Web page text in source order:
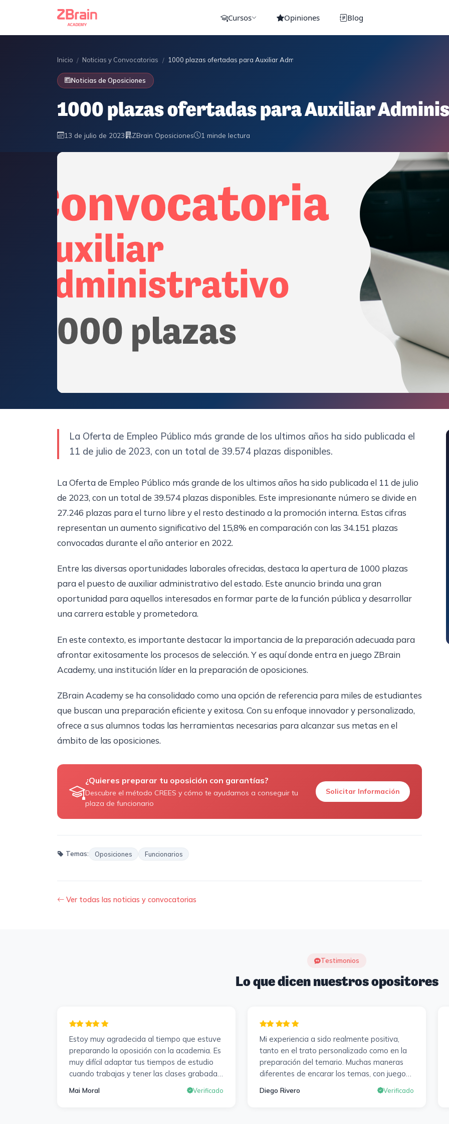
Cursos Opiniones Blog
Inicio / Noticias y Convocatorias / 1000 plazas ofertadas para Auxiliar Administrativo del Estado
Noticias de Oposiciones
1000 plazas ofertadas para Auxiliar
13 de julio de 2023 ZBrain Oposiciones 1 minde lectura
La Oferta de Empleo Público más grande de los ultimos años ha sido publicada el
11 de julio de 2023, con un total de 39.574 plazas disponibles.
La Oferta de Empleo Público más grande de los ultimos años ha sido publicada el 11 de julio
de 2023, con un total de 39.574 plazas disponibles. Este impresionante número se divide en
27.246 plazas para el turno libre y el resto destinado a la promoción interna. Estas cifras
representan un aumento significativo del 15,8% en comparación con las 34.151 plazas
convocadas durante el año anterior en 2022.
Entre las diversas oportunidades laborales ofrecidas, destaca la apertura de 1000 plazas
para el puesto de auxiliar administrativo del estado. Este anuncio brinda una gran
oportunidad para aquellos interesados en formar parte de la función pública y desarrollar
una carrera estable y prometedora.
En este contexto, es importante destacar la importancia de la preparación adecuada para
afrontar exitosamente los procesos de selección. Y es aquí donde entra en juego ZBrain
Academy, una institución líder en la preparación de oposiciones.
ZBrain Academy se ha consolidado como una opción de referencia para miles de estudiantes
que buscan una preparación eficiente y exitosa. Con su enfoque innovador y personalizado,
ofrece a sus alumnos todas las herramientas necesarias para alcanzar sus metas en el
ámbito de las oposiciones.
¿Quieres preparar tu oposición con garantías?
Descubre el método CREES y cómo te ayudamos a conseguir tu
plaza de funcionario
Solicitar Información
Temas: Oposiciones Funcionarios
Ver todas las noticias y convocatorias
Testimonios
Lo que dicen nuestros opositores
Estoy muy agradecida al tiempo que estuve
preparando la oposición con la academia. Es
muy difícil adaptar tus tiempos de estudio
cuando trabajas y tener las clases grabadas
y poder visualizarlas en cualquier momento y
las veces que sea necesario, se agradece
Mai Moral Verificado
Mi experiencia a sido realmente positiva,
tanto en el trato personalizado como en la
preparación del temario. Muchas maneras
diferentes de encarar los temas, con juegos ,
preparación y un temario muy al día. Una
Diego Rivero Verificado